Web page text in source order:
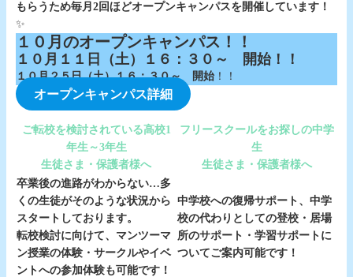
もらうため毎月2回ほどオープンキャンパスを開催しています！
✨
１０月のオープンキャンパス！！
１０月１１日（土）１６：３０～ 開始！！
１０月２５日（土）１６：３０～ 開始 ！！
オープンキャンパス詳細
ご転校を検討されている高校1
年生～3年生
生徒さま・保護者様へ
フリースクールをお探しの中学
生
生徒さま・保護者様へ
卒業後の進路がわからない…多
くの生徒がそのような状況から
スタートしております。
転校検討に向けて、マンツーマ
ン授業の体験・サークルやイベ
ントへの参加体験も可能です！
中学校への復帰サポート、中学
校の代わりとしての登校・居場
所のサポート・学習サポートに
ついてご案内可能です！